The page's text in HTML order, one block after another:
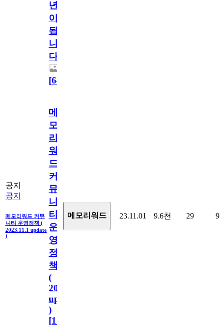
년
이
됩
니
다.
[64
공지
공지
메모리워드 커뮤
니티 운영정책 (
2023.11.1 update
)
메
모
리
워
드
커
뮤
니
티
운
영
정
책
(
2023.11.1
update
)
[110
메모리워드 23.11.01 9.6천 29 9